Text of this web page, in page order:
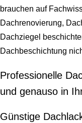
brauchen auf
Dachrenovierung,
Dachziegel
Dachbeschichtung
Professionelle
und genauso in
Günstige